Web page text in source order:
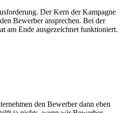
Der Kern der Kampagne
Bewerber ansprechen. Bei der
am Ende ausgezeichnet funktioniert.
den Bewerber dann eben